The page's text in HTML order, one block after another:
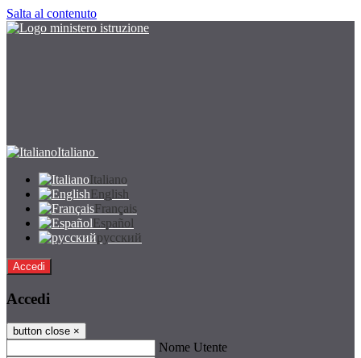
Salta al contenuto
Italiano
Italiano
English
Français
Español
русский
Accedi
Accedi
button close ×
Nome Utente